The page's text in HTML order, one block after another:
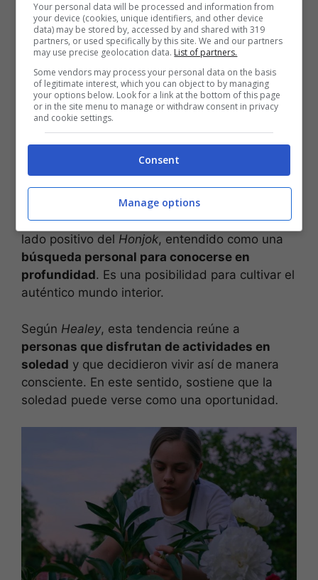
trabajos exitosos en empresas prestigiosas que
les permitan mantener una familia, y que las
mujeres prioricen siempre la familia, por más
que tengan una alta formación académica o
una carrera, y que cumplan con las expectativas
de los exigentes estándares de belleza”,explicó
Healeyen entrevista para laBBC.
Por qué vivir en
soledad es un arte
La psicoterapeuta estadounidense destaca el
lado positivo del Honjok, entendido como una
búsqueda personal para conocerse en
profundidad. Es una posibilidad para cultivar el
auténtico mundo interior.
Según Healey, esta tendencia reúne a
personas que disfrutan de actividades en
soledad y que decidieron vivir así de manera
consciente. En este sentido, sostiene que la
soledad puede verse como una oportunidad.
Your personal data will be processed and information from
your device (cookies, unique identifiers, and other device
data) may be stored by, accessed by and shared with 319
partners, or used specifically by this site. We and our partners
may use precise geolocation data. List of partners.
Some vendors may process your personal data on the basis
of legitimate interest, which you can object to by managing
your options below. Look for a link at the bottom of this page
or in the site menu to manage or withdraw consent in privacy
and cookie settings.
Consent
Manage options